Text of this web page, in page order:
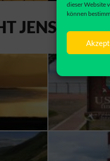
dieser Website
können
JENS